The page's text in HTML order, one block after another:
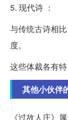
5. 现代诗 ：
与传统古诗相
度。
这些体裁各有
其他小伙伴
《过故人庄》